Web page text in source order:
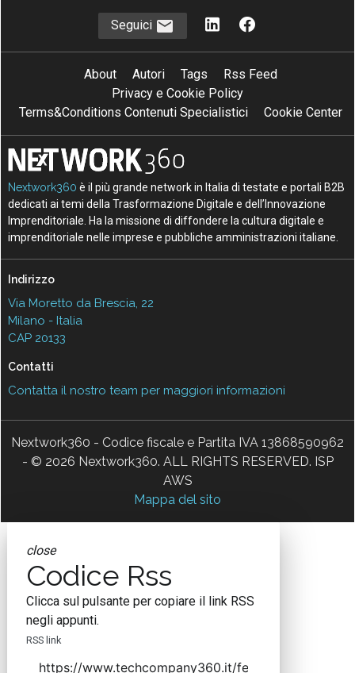
Seguici
About Autori Tags
Rss Feed
Privacy e Cookie Policy
Terms&Conditions Contenuti Specialistici
Cookie Center
Nextwork360 è il più grande network in Italia di testate e portali B2B
dedicati ai temi della Trasformazione Digitale e dell’Innovazione
Imprenditoriale. Ha la missione di diffondere la cultura digitale e
imprenditoriale nelle imprese e pubbliche amministrazioni italiane.
Indirizzo
Via Moretto da Brescia, 22
Milano - Italia
CAP 20133
Contatti
Contatta il nostro team per maggiori informazioni
Nextwork360 - Codice fiscale e Partita IVA 13868590962
- © 2026 Nextwork360. ALL RIGHTS RESERVED. ISP
AWS
Mappa del sito
close
Codice Rss
Clicca sul pulsante per copiare il link RSS
negli appunti.
RSS link